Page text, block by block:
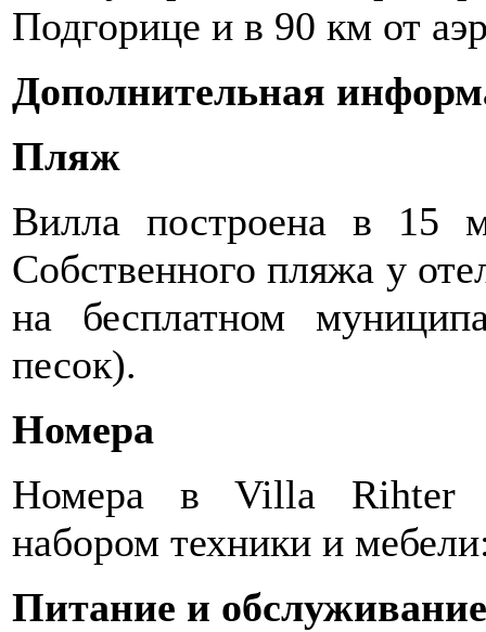
Подгорице и в 90 км от
Дополнительная
Пляж
Вилла построена в 15
Собственного пляжа у
на бесплатном
песок).
Номера
Номера в Villa Rihter
набором техники и
Питание и обслуживание